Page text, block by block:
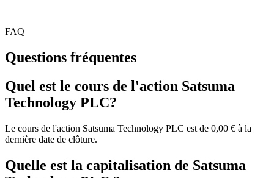
FAQ
Questions fréquentes
Quel est le cours de l'action Satsuma
Technology PLC?
Le cours de l'action Satsuma Technology PLC est de 0,00 € à la
dernière date de clôture.
Quelle est la capitalisation de Satsuma